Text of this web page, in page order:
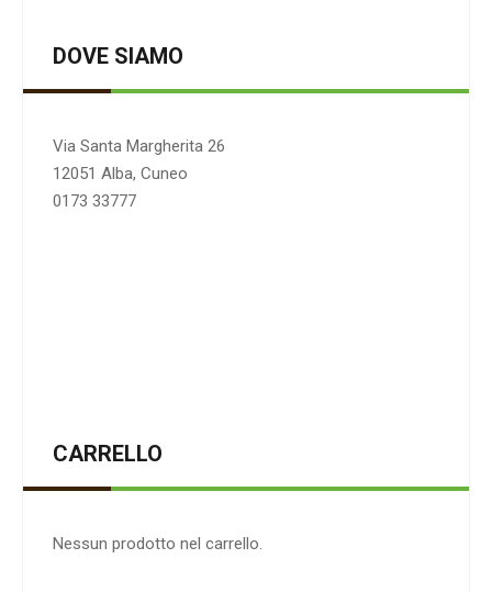
DOVE SIAMO
Via Santa Margherita 26
12051 Alba, Cuneo
0173 33777
CARRELLO
Nessun prodotto nel carrello.